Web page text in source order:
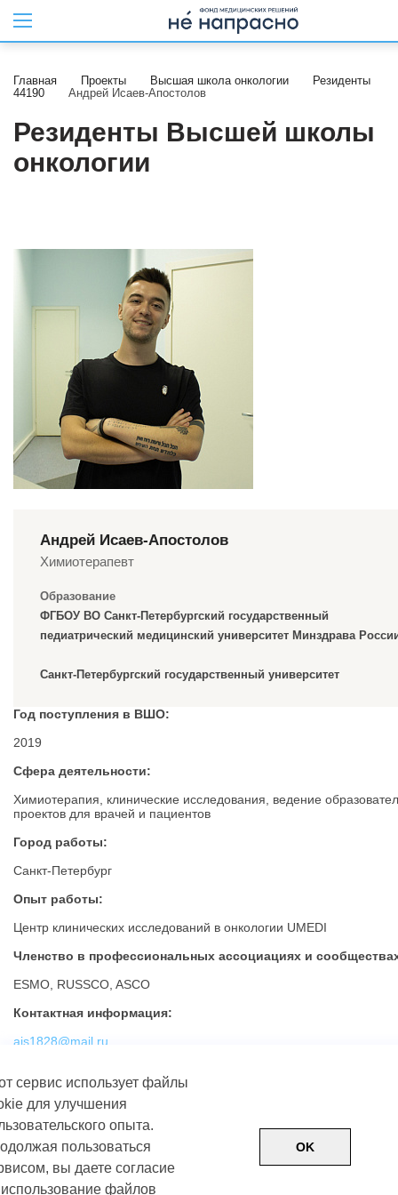
Главная Проекты Высшая школа онкологии
Резиденты
44190
Андрей Исаев-Апостолов
Резиденты Высшей школы
онкологии
Андрей Исаев-Апостолов
Химиотерапевт
Образование
ФГБОУ ВО Санкт-Петербургский государственный
педиатрический медицинский университет Минздрава
Санкт-Петербургский государственный университет
Год поступления в ВШО:
2019
Сфера деятельности:
Химиотерапия, клинические исследования, ведение
проектов для врачей и пациентов
Город работы:
Санкт-Петербург
Опыт работы:
Центр клинических исследований в онкологии UMEDI
Членство в профессиональных ассоциациях и
ESMO, RUSSCO, ASCO
Контактная информация:
ais1828@mail.ru
сервис использует файлы
для улучшения
опыта.
пользоваться
вы даете согласие
файлов
OK